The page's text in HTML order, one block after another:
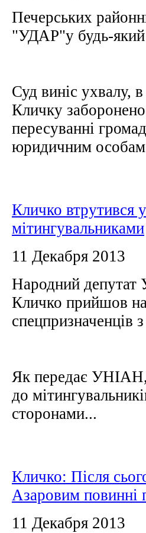
Печерських
"УДАР"у будь-який
Суд виніс ухвалу,
Кличку
пересуванні
юридичним особам
Кличко втрутився
мітингувальниками
11 Декабря 2013
Народний депутат
Кличко прийшов на
спецпризначенців
Як передає УНІАН,
до
сторонами...
Кличко: Після
Азаровим повинні
11 Декабря 2013